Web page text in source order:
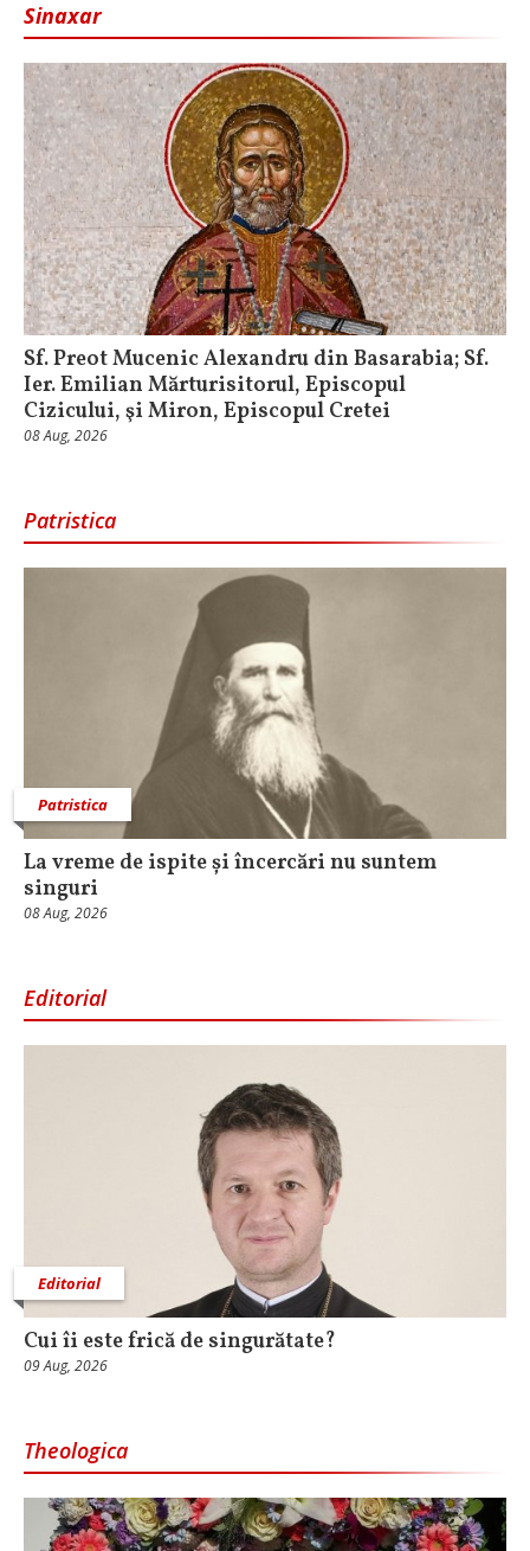
Sinaxar
Sf. Preot Mucenic Alexandru din Basarabia; Sf.
Ier. Emilian Mărturisitorul, Episcopul
Cizicului, şi Miron, Episcopul Cretei
08 Aug, 2026
Patristica
Patristica
La vreme de ispite și încercări nu suntem
singuri
08 Aug, 2026
Editorial
Editorial
Cui îi este frică de singurătate?
09 Aug, 2026
Theologica